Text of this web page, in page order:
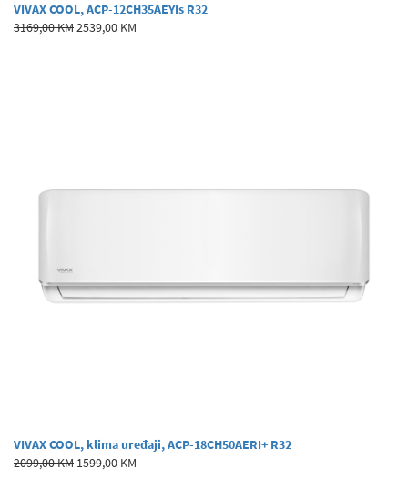
VIVAX COOL, ACP-12CH35AEYIs R32
3169,00 KM2539,00 KM
VIVAX COOL, klima uređaji, ACP-18CH50AERI+ R32
2099,00 KM 1599,00 KM